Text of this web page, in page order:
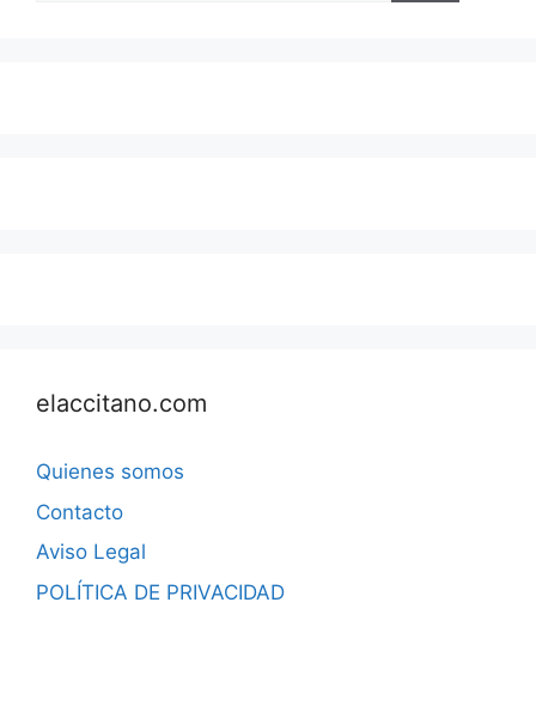
elaccitano.com
Quienes somos
Contacto
Aviso Legal
POLÍTICA DE PRIVACIDAD